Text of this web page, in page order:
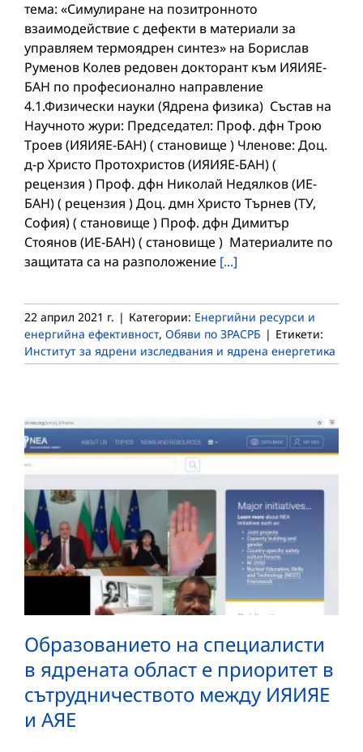
тема: «Симулиране на позитронното
взаимодействие с дефекти в материали за
управляем термоядрен синтез» на Борислав
Руменов Колев редовен докторант към ИЯИЯЕ-
БАН по професионално направление
4.1.Физически науки (Ядрена физика) Състав на
Научното жури: Председател: Проф. дфн Трою
Троев (ИЯИЯЕ-БАН) ( становище ) Членове: Доц.
д-р Христо Протохристов (ИЯИЯЕ-БАН) (
рецензия ) Проф. дфн Николай Недялков (ИЕ-
БАН) ( рецензия ) Доц. дмн Христо Търнев (ТУ,
София) ( становище ) Проф. дфн Димитър
Стоянов (ИЕ-БАН) ( становище ) Материалите по
защитата са на разположение [...]
22 април 2021 г. | Категории: Енергийни ресурси и
енергийна ефективност, Обяви по ЗРАСРБ | Етикети:
Институт за ядрени изследвания и ядрена енергетика
Образованието на специалисти
в ядрената област е приоритет в
сътрудничеството между ИЯИЯЕ
и АЯЕ